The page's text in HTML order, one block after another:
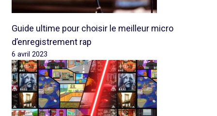
Guide ultime pour choisir le meilleur micro
d’enregistrement rap
6 avril 2023